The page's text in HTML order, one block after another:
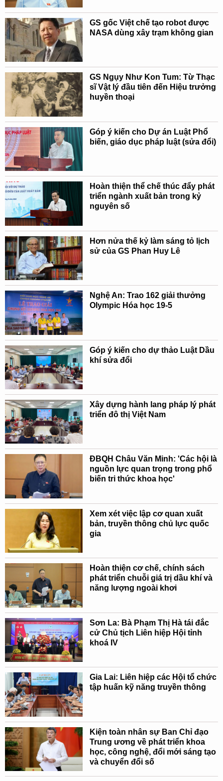
GS gốc Việt chế tạo robot được
NASA dùng xây trạm không gian
GS Ngụy Như Kon Tum: Từ Thạc
sĩ Vật lý đầu tiên đến Hiệu trưởng
huyền thoại
Góp ý kiến cho Dự án Luật Phổ
biến, giáo dục pháp luật (sửa đổi)
Hoàn thiện thể chế thúc đẩy phát
triển ngành xuất bản trong kỷ
nguyên số
Hơn nửa thế kỷ làm sáng tỏ lịch
sử của GS Phan Huy Lê
Nghệ An: Trao 162 giải thưởng
Olympic Hóa học 19-5
Góp ý kiến cho dự thảo Luật Dầu
khí sửa đổi
Xây dựng hành lang pháp lý phát
triển đô thị Việt Nam
ĐBQH Châu Văn Minh: 'Các hội là
nguồn lực quan trọng trong phổ
biến tri thức khoa học'
Xem xét việc lập cơ quan xuất
bản, truyền thông chủ lực quốc
gia
Hoàn thiện cơ chế, chính sách
phát triển chuỗi giá trị dầu khí và
năng lượng ngoài khơi
Sơn La: Bà Phạm Thị Hà tái đắc
cử Chủ tịch Liên hiệp Hội tỉnh
khoá IV
Gia Lai: Liên hiệp các Hội tổ chức
tập huấn kỹ năng truyền thông
Kiện toàn nhân sự Ban Chỉ đạo
Trung ương về phát triển khoa
học, công nghệ, đổi mới sáng tạo
và chuyển đổi số